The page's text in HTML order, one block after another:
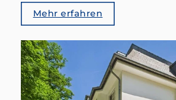
Mehr erfahren